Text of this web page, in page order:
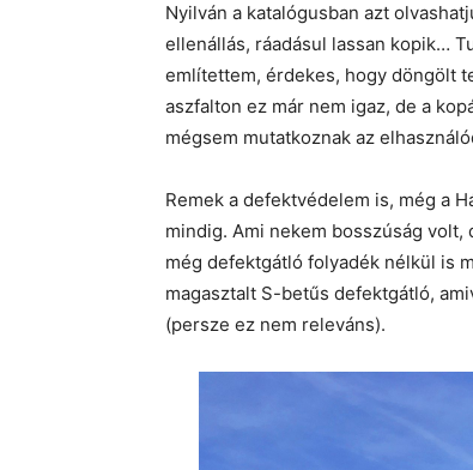
Nyilván a katalógusban azt
ellenállás, ráadásul lassan kopik…
említettem, érdekes, hogy döngölt
aszfalton ez már nem igaz, de a
mégsem mutatkoznak az
Remek a defektvédelem is, még a
mindig. Ami nekem bosszúság
még defektgátló folyadék nélkül is
magasztalt S-betűs defektgátló,
(persze ez nem releváns).